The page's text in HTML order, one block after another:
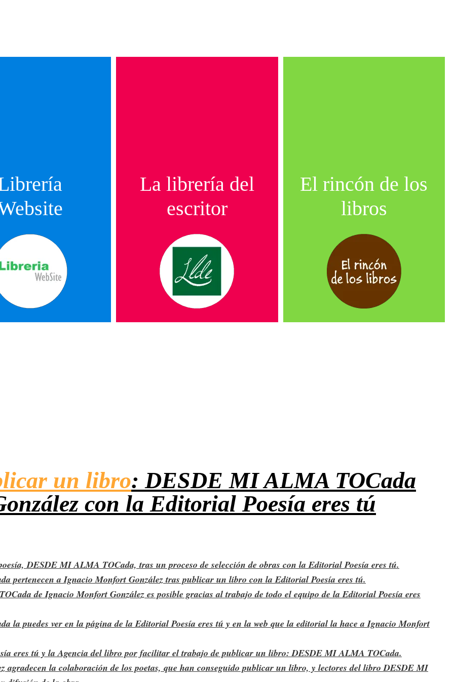
La librería del
escritor
El rincón de los
libros
un libro: DESDE MI ALMA TOCada
con la Editorial Poesía eres tú
DESDE MI ALMA TOCada, tras un proceso de selección de obras con la Editorial Poesía eres tú.
pertenecen a Ignacio Monfort González tras publicar un libro con la Editorial Poesía eres tú.
de Ignacio Monfort González es posible gracias al trabajo de todo el equipo de la Editorial Poesía eres
la puedes ver en la página de la Editorial Poesía eres tú y en la web que la editorial la hace a Ignacio Monfort
eres tú y la Agencia del libro por facilitar el trabajo de publicar un libro: DESDE MI ALMA TOCada.
la colaboración de los poetas, que han conseguido publicar un libro, y lectores del libro DESDE MI